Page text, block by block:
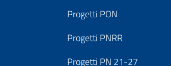
Progetti PON
Progetti PNRR
Progetti PN 21-27